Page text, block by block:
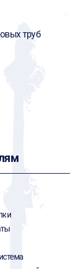
труб